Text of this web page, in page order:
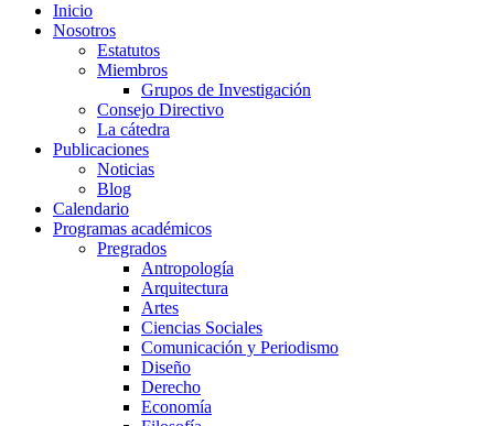
Inicio
Nosotros
Estatutos
Miembros
Grupos de Investigación
Consejo Directivo
La cátedra
Publicaciones
Noticias
Blog
Calendario
Programas académicos
Pregrados
Antropología
Arquitectura
Artes
Ciencias Sociales
Comunicación y Periodismo
Diseño
Derecho
Economía